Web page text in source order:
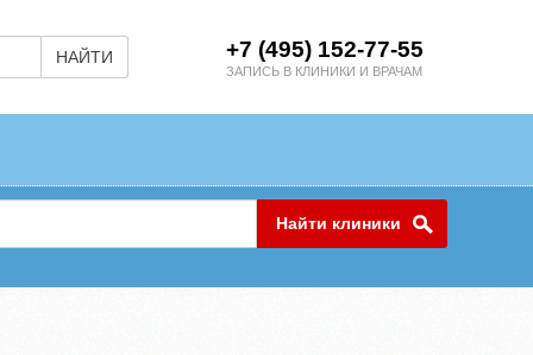
НАЙТИ +7 (495) 152-77-55
ЗАПИСЬ В КЛИНИКИ И ВРАЧАМ
Найти клиники